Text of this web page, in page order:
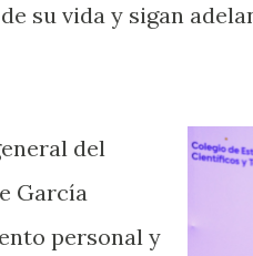
su vida y sigan
del
García
personal y